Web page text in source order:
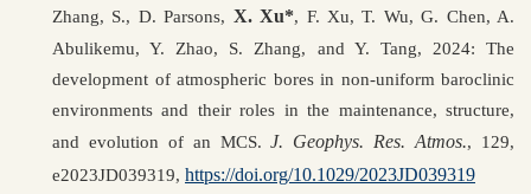
Zhang, S., D. Parsons, X. Xu*, F. Xu, T. Wu, G. Chen, A.
Abulikemu, Y. Zhao, S. Zhang, and Y. Tang, 2024: The
development of atmospheric bores in non-uniform baroclinic
environments and their roles in the maintenance, structure,
and evolution of an MCS.J. Geophys. Res. Atmos., 129,
e2023JD039319, https://doi.org/10.1029/2023JD039319